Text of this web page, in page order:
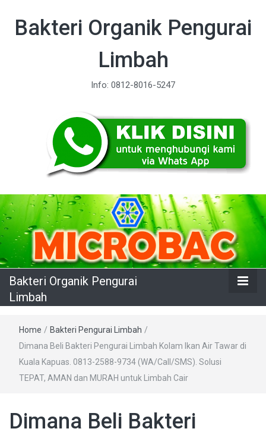
Bakteri Organik Pengurai
Limbah
Info: 0812-8016-5247
Bakteri Organik Pengurai
Limbah
Home / Bakteri Pengurai Limbah /
Dimana Beli Bakteri Pengurai Limbah Kolam Ikan Air Tawar di
Kuala Kapuas. 0813-2588-9734 (WA/Call/SMS). Solusi
TEPAT, AMAN dan MURAH untuk Limbah Cair
Dimana Beli Bakteri